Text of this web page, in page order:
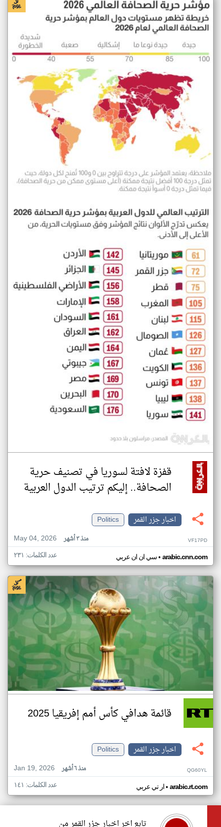
قفزة لافتة لسوريا في تصنيف حرية
الصحافة.. إليكم ترتيب الدول العربية
اخبار جزر القمر
Politics
May 04, 2026
منذ ٣ أشهر VF17PD
سي ان ان عربي• arabic.cnn.com عدد الكلمات: ٢٣١
قائمة هدافي كأس أمم إفريقيا 2025
اخبار جزر القمر
Politics
Jan 19, 2026
منذ ٦ أشهر QG60YL
ار تي عربي• arabic.rt.com عدد الكلمات: ١٤١
تابع اخر اخبار جزر القمر من